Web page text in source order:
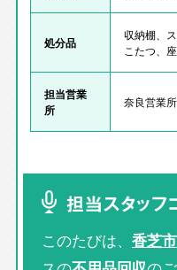
処分品
収納棚、
こたつ、
担当営業
所
奈良営業所
担当スタッフ
このたびは、 香芝市